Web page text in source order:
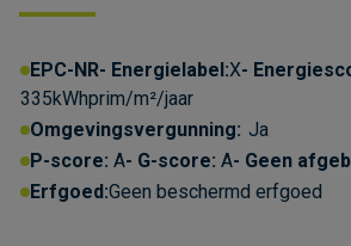
EPC-NR Energielabel:X
335kWhprim/m²/jaar
Omgevingsvergunning: Ja
P-score: A G-score: A Geen
Erfgoed:Geen beschermd erfgoed
Over de cookies op
m.b.t. de prestaties en het gebruik
website te verzamelen &
sociale netwerkfunctionaliteiten
onze content & advertenties te
personaliseren.